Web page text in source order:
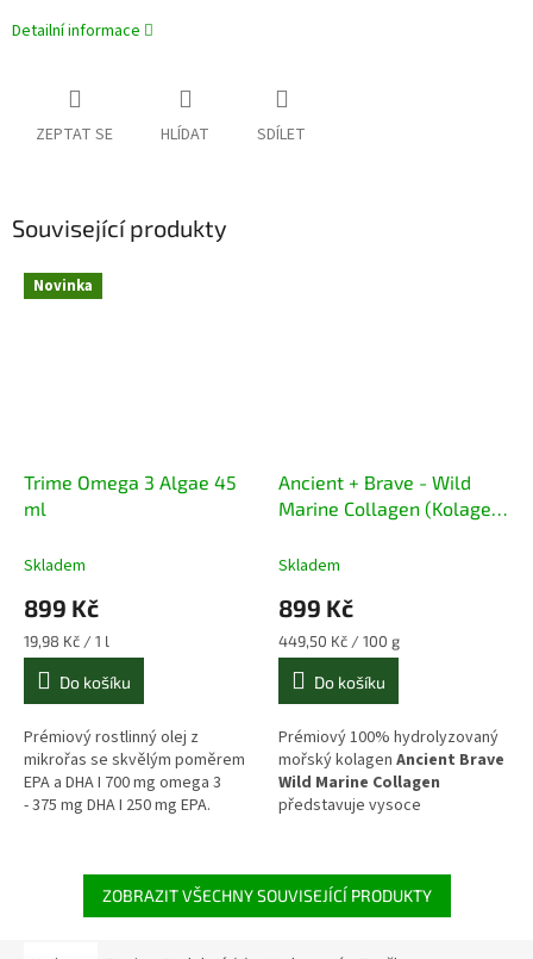
Detailní informace
ZEPTAT SE HLÍDAT SDÍLET
Související produkty
Novinka
Trime Omega 3 Algae 45
ml
Skladem
899 Kč
Měrná
cena:
19,98 Kč / 1 l
Do košíku
Prémiový rostlinný olej z
mikrořas se skvělým poměrem
EPA a DHA I 700 mg omega 3
- 375 mg DHA I 250 mg EPA.
Ancient + Brave - Wild
Marine Collagen (Kolagen
Skladem
899 Kč
Měrná
cena:
449,50 Kč / 100 g
Do košíku
Prémiový 100% hydrolyzovaný
mořský kolagen Ancient Brave
Wild Marine Collagen
představuje vysoce
kvality. S neutrální chutí,
nulovým obsahem cukrů a
mimořádným podílem bílkovin
ZOBRAZIT VŠECHNY SOUVISEJÍCÍ PRODUKTY